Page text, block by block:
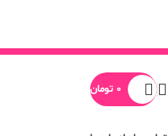
0 تومان